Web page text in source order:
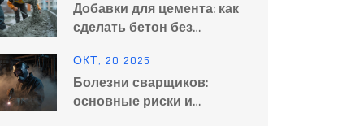
Добавки для цемента: как
сделать бетон без
ОКТ, 20 2025
Болезни сварщиков:
основные риски и